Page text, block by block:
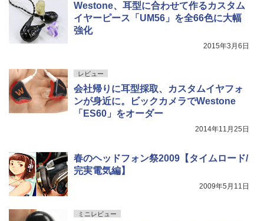
Westone、耳型に合わせて作るカスタム
イヤーピース「UM56」を全66色に大幅
強化
2015年3月6日
レビュー
会社帰りに耳型採取、カスタムイヤフォ
ンが身近に。ビックカメラでWestone
「ES60」をオーダー
2014年11月25日
春のヘッドフォン祭2009【タイムロード/
完実電気編】
2009年5月11日
ミニレビュー